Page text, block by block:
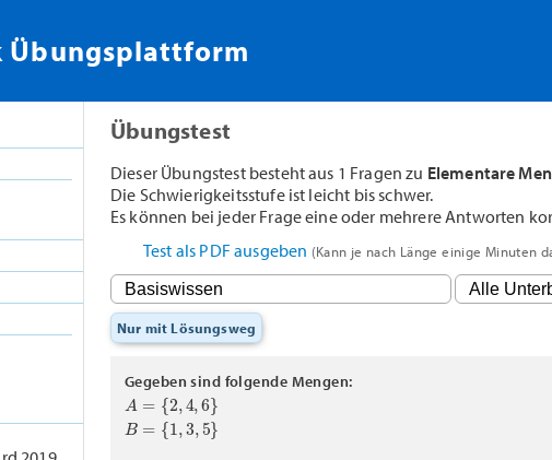
Übungsplattform
Übungstest
Dieser Übungstest besteht aus 1 Fragen zu Elementare
Die Schwierigkeitsstufe ist leicht bis schwer.
Es können bei jeder Frage eine oder mehrere Antworten
Test als PDF ausgeben (Kann je nach Länge einige Minuten
Nur mit Lösungsweg
Gegeben sind folgende Mengen:
A ={ ,4 6
B= ,3, 5}